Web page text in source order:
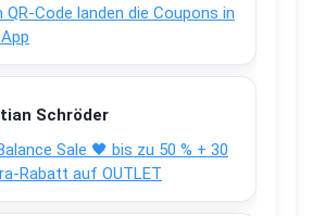
QR-Code landen die Coupons in
Schröder
Sale 🖤 bis zu 50 % + 30
Rabatt auf OUTLET